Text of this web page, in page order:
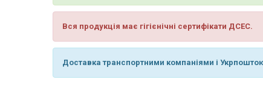
Вся продукція має гігієнічні сертифікати ДСЕС.
Доставка транспортними компаніями і Укрпоштою